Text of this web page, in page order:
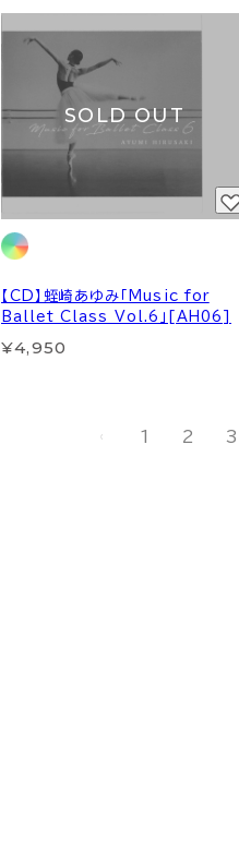
SOLD OUT
【CD】蛭崎あゆみ「Music for
Ballet Class Vol.6」[AH06]
¥4,950
1 2 3